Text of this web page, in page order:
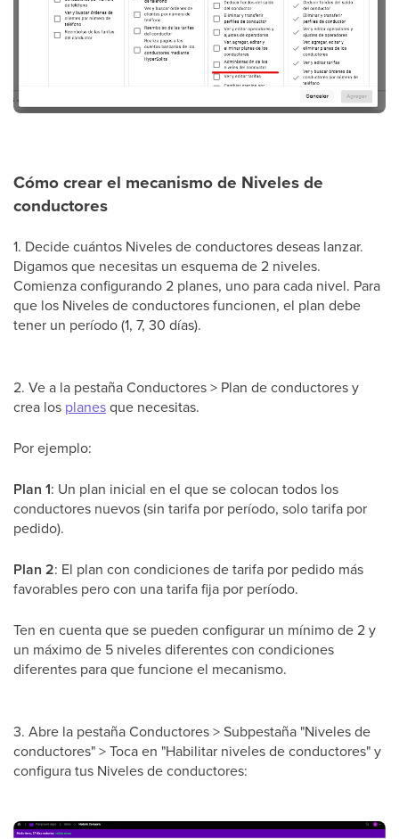
Cómo crear el mecanismo de Niveles de
conductores
1. Decide cuántos Niveles de conductores deseas lanzar.
Digamos que necesitas un esquema de 2 niveles.
Comienza configurando 2 planes, uno para cada nivel. Para
que los Niveles de conductores funcionen, el plan debe
tener un período (1, 7, 30 días).
2. Ve a la pestaña Conductores > Plan de conductores y
crea los planesque necesitas.
Por ejemplo:
Plan 1: Un plan inicial en el que se colocan todos los
conductores nuevos (sin tarifa por período, solo tarifa por
pedido).
Plan 2: El plan con condiciones de tarifa por pedido más
favorables pero con una tarifa fija por período.
Ten en cuenta que se pueden configurar un mínimo de 2 y
un máximo de 5 niveles diferentes con condiciones
diferentes para que funcione el mecanismo.
3. Abre la pestaña Conductores > Subpestaña "Niveles de
conductores" > Toca en "Habilitar niveles de conductores" y
configura tus Niveles de conductores: